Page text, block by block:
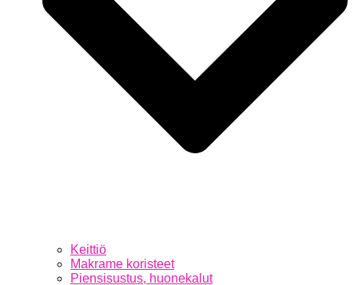
Keittiö
Makrame koristeet
Piensisustus, huonekalut